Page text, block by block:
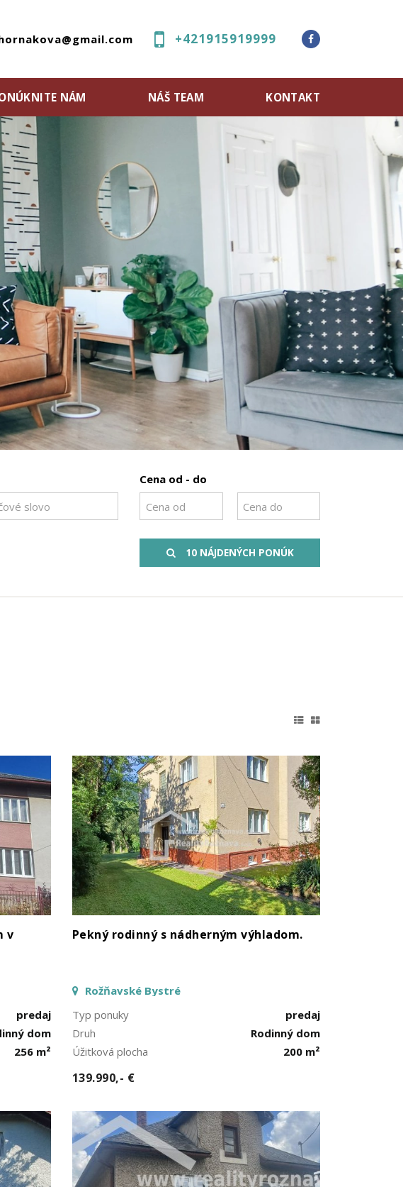
+421915919999
NÁM NÁŠ TEAM KONTAKT
Cena od - do
10 NÁJDENÝCH PONÚK
v
predaj
dom
256 m²
Pekný rodinný s nádherným výhladom.
Rožňavské Bystré
Typ ponuky
predaj
Druh
Rodinný dom
Úžitková plocha
200 m²
139.990,- €